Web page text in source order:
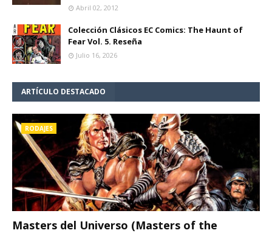
Abril 02, 2012
Colección Clásicos EC Comics: The Haunt of
Fear Vol. 5. Reseña
Julio 16, 2026
ARTÍCULO DESTACADO
RODAJES
Masters del Universo (Masters of the